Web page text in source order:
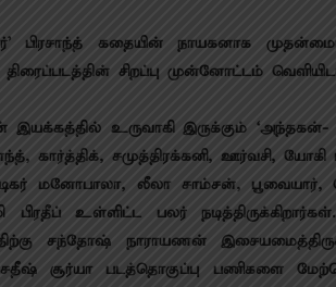
பிரசாந்த் கதையின் நாயகனாக
திரைப்படத்தின் சிறப்பு முன்னோட்டம்
இயக்கத்தில் உருவாகி இருக்கும் ‘அந்தகன்-
கார்த்திக், சமுத்திரக்கனி, ஊர்வசி, யோகி
மனோபாலா, லீலா சாம்சன்,
பிரதீப் உள்ளிட்ட பலர்
சந்தோஷ் நாராயணன்
சூர்யா படத்தொகுப்பு பணிகளை